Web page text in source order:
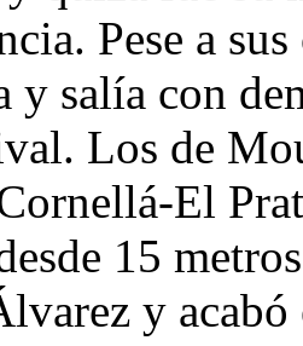
Pese a
y salía con
Los de
El
15
y